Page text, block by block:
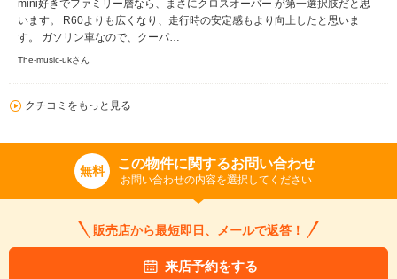
mini好きでファミリー層なら、まさにクロスオーバー が第一選択肢だと思
います。 R60よりも広くなり、走行時の安定感もより向上したと思いま
す。 ガソリン車なので、クーパ…
The-music-ukさん
クチコミをもっと見る
無料 この物件に関するお問い合わせ
お問い合わせの内容を選択してください
販売店から最短即日、メールで返答！
来店予約をする